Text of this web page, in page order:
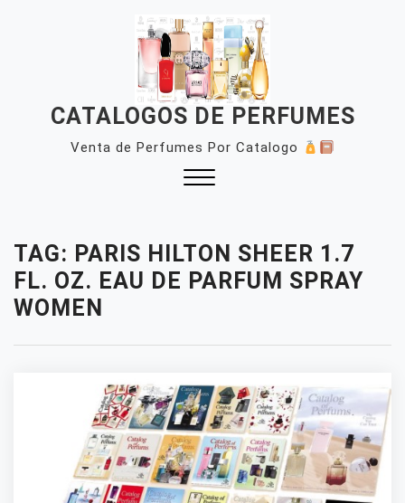
CATALOGOS DE PERFUMES
Venta de Perfumes Por Catalogo
TAG: PARIS HILTON SHEER 1.7
FL. OZ. EAU DE PARFUM SPRAY
WOMEN